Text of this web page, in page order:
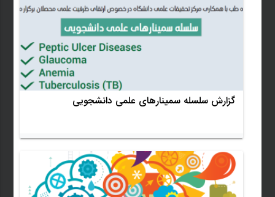
گزارش سلسله سمینارهای علمی دانشجویی